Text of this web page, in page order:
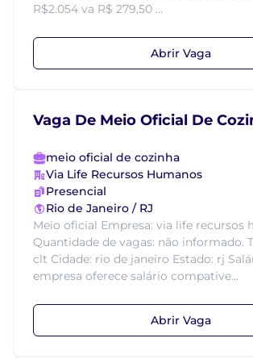
R$2.054 va R$ 279,50 ...
Abrir Vaga
Vaga De Meio Oficial De
meio oficial de cozinha
Via Life Recursos Humanos
Presencial
Rio de Janeiro / RJ
Meio oficial Empresa: via life recursos
Quantidade de vagas: não informado.
clt Cidade: rio de janeiro Estado: rj
empresa oferece salário compative...
Abrir Vaga